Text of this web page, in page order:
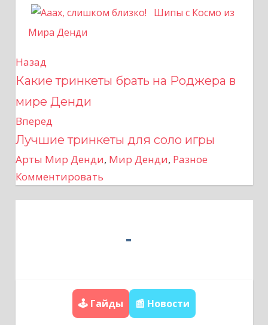
Шипы с Космо из
Мира Денди
Н
а
в
и
г
а
Назад
Какие тринкеты брать на Роджера в
мире Денди
Вперед
Лучшие тринкеты для соло игры
Арты Мир Денди, Мир Денди, Разное
Комментировать
🕹️ Гайды 📰 Новости